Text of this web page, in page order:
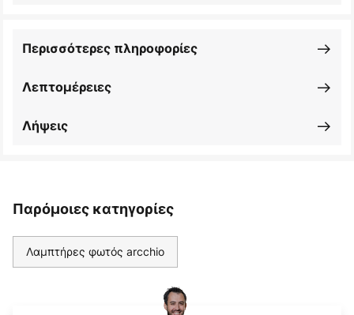
Λεπτομέρειες
Περισσότερες πληροφορίες
Λήψεις
Παρόμοιες κατηγορίες
Λαμπτήρες φωτός arcchio